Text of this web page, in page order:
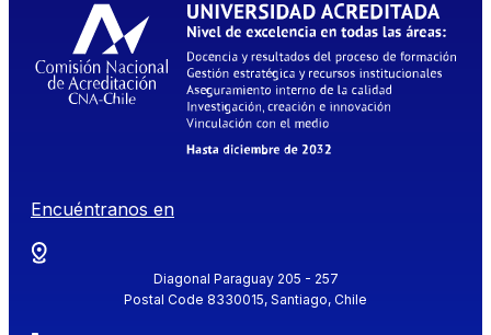
Encuéntranos en
Diagonal Paraguay 205 - 257
Postal Code 8330015, Santiago, Chile